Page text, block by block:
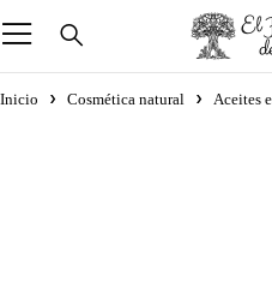
Inicio Cosmética natural Aceites